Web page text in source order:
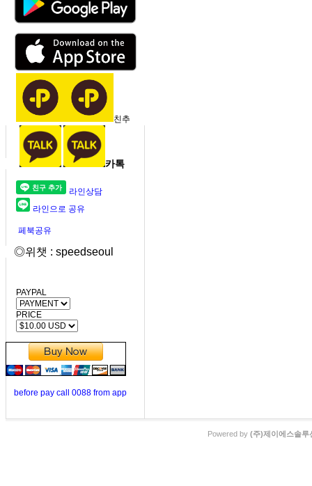
친추
카톡
라인상담
라인으로 공유
페북공유
◎위챗 : speedseoul
PAYPAL
PRICE
before pay call 0088 from app
Powered by (주)제이에스솔루